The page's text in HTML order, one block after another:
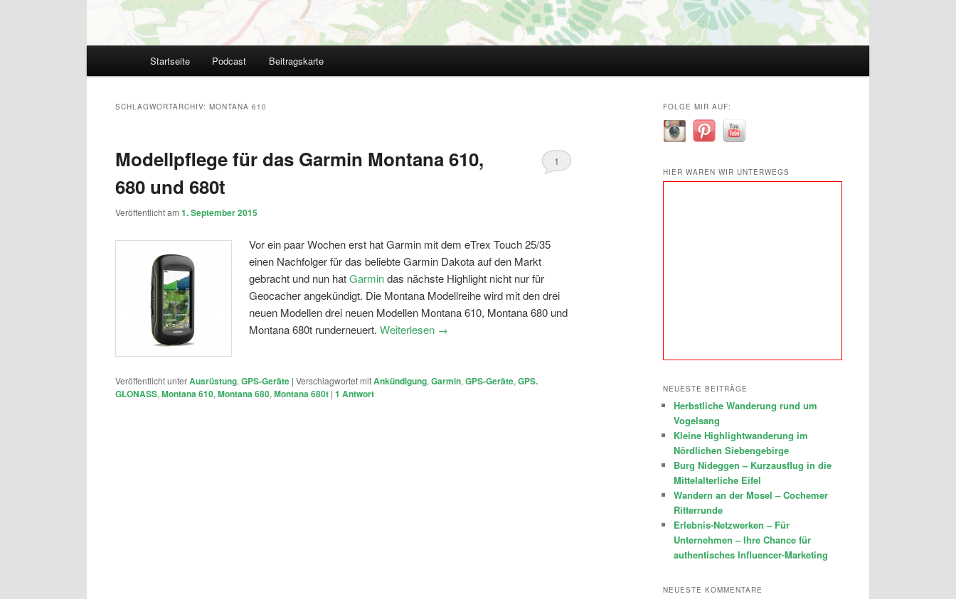
Startseite Podcast Beitragskarte
SCHLAGWORTARCHIV: MONTANA 610
Modellpflege für das Garmin Montana 610,
680 und 680t
Veröffentlicht am 1. September 2015
1
Vor ein paar Wochen erst hat Garmin mit dem eTrex Touch 25/35
einen Nachfolger für das beliebte Garmin Dakota auf den Markt
gebracht und nun hatGarmindas nächste Highlight nicht nur für
Geocacher angekündigt. Die Montana Modellreihe wird mit den drei
neuen Modellen drei neuen Modellen Montana 610, Montana 680 und
Montana 680t runderneuert.Weiterlesen →
Veröffentlicht unterAusrüstung, GPS-Geräte | Verschlagwortet mitAnkündigung, Garmin, GPS-Geräte, GPS.
GLONASS, Montana 610, Montana 680, Montana 680t | 1 Antwort
FOLGE MIR AUF:
HIER WAREN WIR UNTERWEGS
NEUESTE BEITRÄGE
Herbstliche Wanderung rund um
Vogelsang
Kleine Highlightwanderung im
Nördlichen Siebengebirge
Burg Nideggen – Kurzausflug in die
Mittelalterliche Eifel
Wandern an der Mosel – Cochemer
Ritterrunde
Erlebnis-Netzwerken – Für
Unternehmen – Ihre Chance für
authentisches Influencer-Marketing
NEUESTE KOMMENTARE